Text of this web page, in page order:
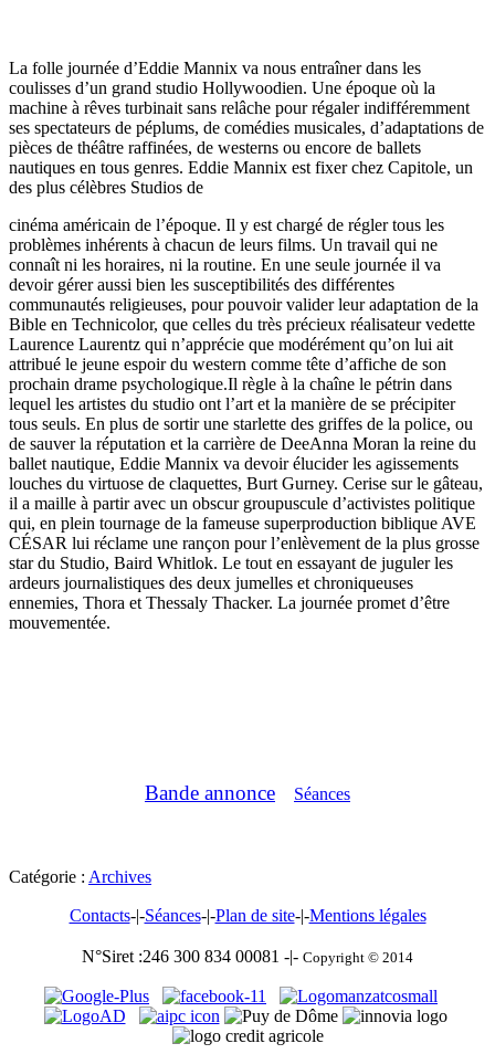
La folle journée d’Eddie Mannix va nous entraîner dans les
coulisses d’un grand studio Hollywoodien. Une époque où la
machine à rêves turbinait sans relâche pour régaler indifféremment
ses spectateurs de péplums, de comédies musicales, d’adaptations de
pièces de théâtre raffinées, de westerns ou encore de ballets
nautiques en tous genres. Eddie Mannix est fixer chez Capitole, un
des plus célèbres Studios de
cinéma américain de l’époque. Il y est chargé de régler tous les
problèmes inhérents à chacun de leurs films. Un travail qui ne
connaît ni les horaires, ni la routine. En une seule journée il va
devoir gérer aussi bien les susceptibilités des différentes
communautés religieuses, pour pouvoir valider leur adaptation de la
Bible en Technicolor, que celles du très précieux réalisateur vedette
Laurence Laurentz qui n’apprécie que modérément qu’on lui ait
attribué le jeune espoir du western comme tête d’affiche de son
prochain drame psychologique.Il règle à la chaîne le pétrin dans
lequel les artistes du studio ont l’art et la manière de se précipiter
tous seuls. En plus de sortir une starlette des griffes de la police, ou
de sauver la réputation et la carrière de DeeAnna Moran la reine du
ballet nautique, Eddie Mannix va devoir élucider les agissements
louches du virtuose de claquettes, Burt Gurney. Cerise sur le gâteau,
il a maille à partir avec un obscur groupuscule d’activistes politique
qui, en plein tournage de la fameuse superproduction biblique AVE
CÉSAR lui réclame une rançon pour l’enlèvement de la plus grosse
star du Studio, Baird Whitlok. Le tout en essayant de juguler les
ardeurs journalistiques des deux jumelles et chroniqueuses
ennemies, Thora et Thessaly Thacker. La journée promet d’être
mouvementée.
Bande annonce Séances
Catégorie : Archives
Contacts-|-Séances-|-Plan de site-|-Mentions légales
N°Siret :246 300 834 00081 -|- Copyright © 2014